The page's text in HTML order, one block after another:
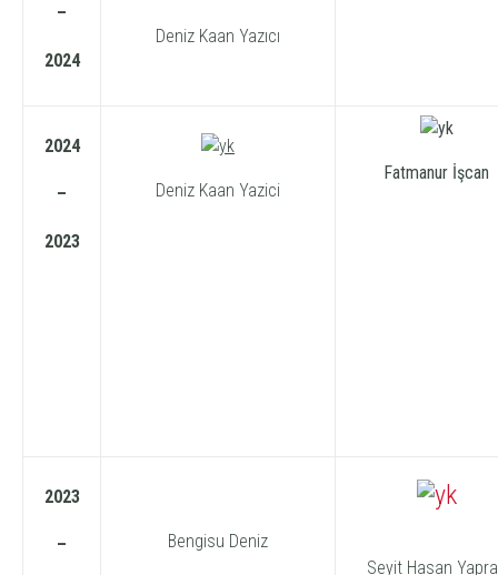
–
2024
Deniz Kaan Yazıcı
2024
–
2023
Deniz Kaan Yazici
Fatmanur İşcan
2023
–
Bengisu Deniz
Seyit Hasan